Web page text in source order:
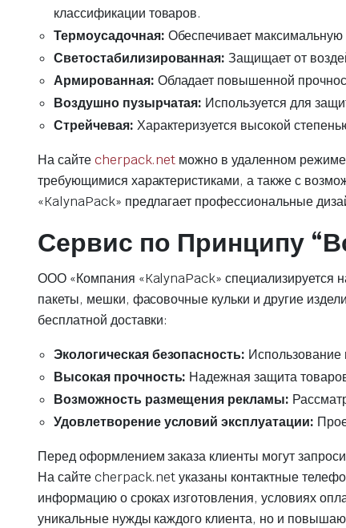
классификации товаров.
Термоусадочная: Обеспечивает максимальную
Светостабилизированная: Защищает от
Армированная: Обладает повышенной
Воздушно пузырчатая: Используется для
Стрейчевая: Характеризуется высокой
На сайтеcherpack.net можно в удаленном режиме
требующимися характеристиками, а также с
«KalynaPack» предлагает профессиональные
Сервис по Принципу
ООО «Компания «KalynaPack» специализируется
пакеты, мешки, фасовочные кульки и другие
бесплатной доставки:
Экологическая безопасность:
Высокая прочность: Надежная защита
Возможность размещения рекламы:
Удовлетворение условий эксплуатации:
Перед оформлением заказа клиенты могут
На сайте cherpack.net указаны контактные
информацию о сроках изготовления, условиях
уникальные нужды каждого клиента, но и